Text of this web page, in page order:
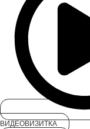
ВИДЕОВИЗИТКА